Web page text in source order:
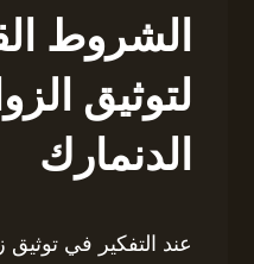
الشروط
لتوثيق
الدنمارك
عند التفكير في